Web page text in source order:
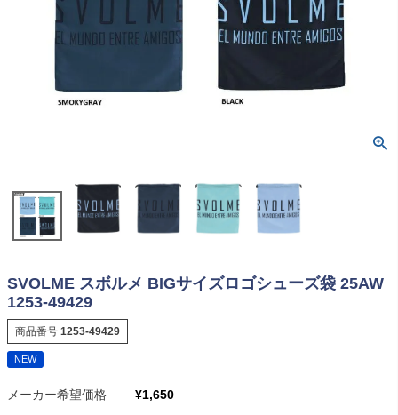
SVOLME スボルメ BIGサイズロゴシューズ袋 25AW
1253-49429
商品番号 1253-49429
NEW
メーカー希望価格 ¥1,650